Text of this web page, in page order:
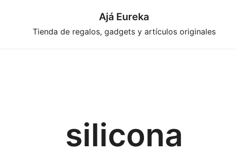
Ajá Eureka
Tienda de regalos, gadgets y artículos originales
silicona